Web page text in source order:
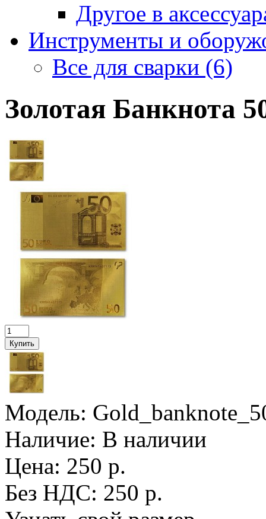
Другое в
Инструменты и
Все для сварки (6)
Золотая Банкнота
Модель:
Наличие: В наличии
Цена: 250 р.
Без НДС: 250 р.